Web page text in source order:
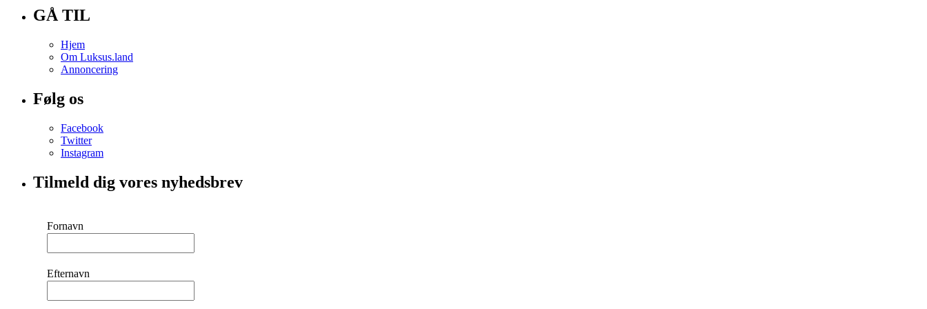
GÅ TIL
Hjem
Om Luksus.land
Annoncering
Følg os
Facebook
Twitter
Instagram
Tilmeld dig vores nyhedsbrev
Fornavn
Efternavn